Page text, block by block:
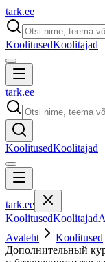
tark.ee
KoolitusedKoolitajad
tark.ee
KoolitusedKoolitajad
tark.ee
KoolitusedKoolitajad
Avaleht
Koolitused
Дополнительный